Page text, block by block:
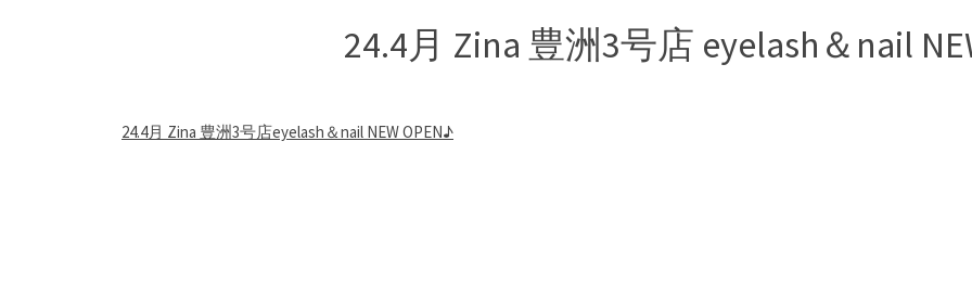
24.4月 Zina 豊洲3号店 eyelash＆nail
24.4月 Zina 豊洲3号店eyelash＆nail NEW OPEN♪